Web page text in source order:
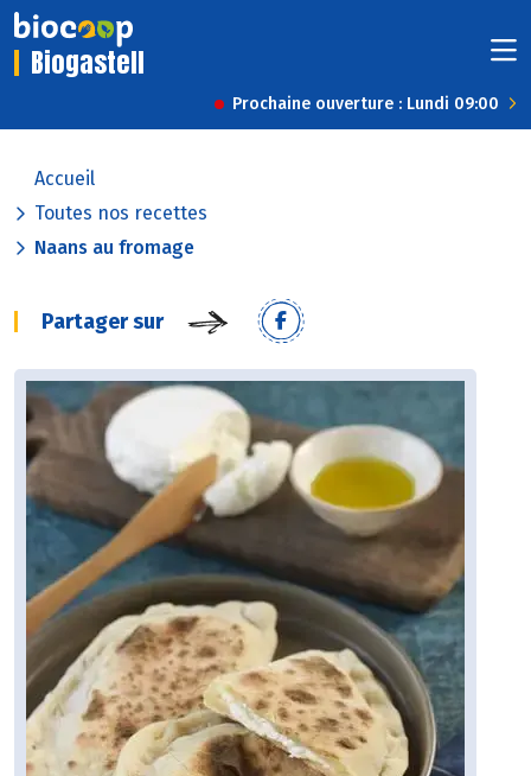
Biogastell
Prochaine ouverture : Lundi 09:00
Accueil
Toutes nos recettes
Naans au fromage
Partager sur